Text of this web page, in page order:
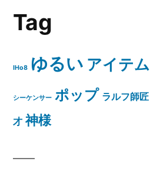
Tag
IHo8 ゆるい アイテム
シーケンサー ポップ ラルフ師匠
才 神様